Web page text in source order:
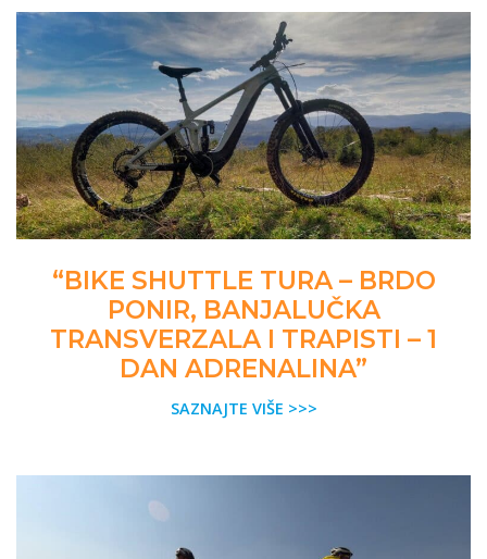
“BIKE SHUTTLE TURA – BRDO
PONIR, BANJALUČKA
TRANSVERZALA I TRAPISTI – 1
DAN ADRENALINA”
SAZNAJTE VIŠE >>>